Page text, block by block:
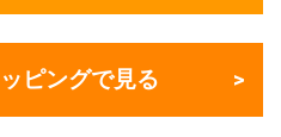
ピングで見る